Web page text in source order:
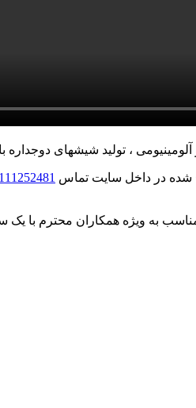
شده در داخل سایت تماس
به ویژه همکاران محترم با